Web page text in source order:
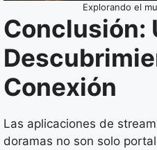
Explorando el
Conclusión:
Conexión
Las aplicaciones de
doramas no son solo